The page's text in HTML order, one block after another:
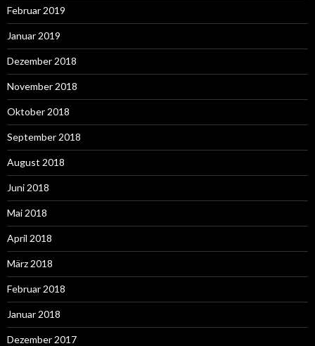
Februar 2019
Januar 2019
Dezember 2018
November 2018
Oktober 2018
September 2018
August 2018
Juni 2018
Mai 2018
April 2018
März 2018
Februar 2018
Januar 2018
Dezember 2017